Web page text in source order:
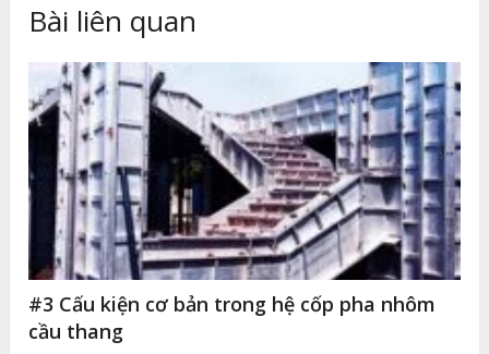
Bài liên quan
#3 Cấu kiện cơ bản trong hệ cốp pha nhôm
cầu thang